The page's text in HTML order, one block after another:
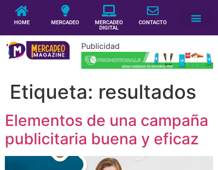
HOME MERCADEO
MERCADEO
DIGITAL
CONTACTO
Publicidad
Etiqueta: resultados
Elementos de una campaña
publicitaria buena y eficaz